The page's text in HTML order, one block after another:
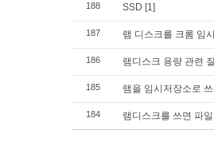
188 SSD [1]
187 램 디스크를 크롬 임
186 램디스크 용량 관련
185 램을 임시저장소로
184 램디스크를 쓰면 파